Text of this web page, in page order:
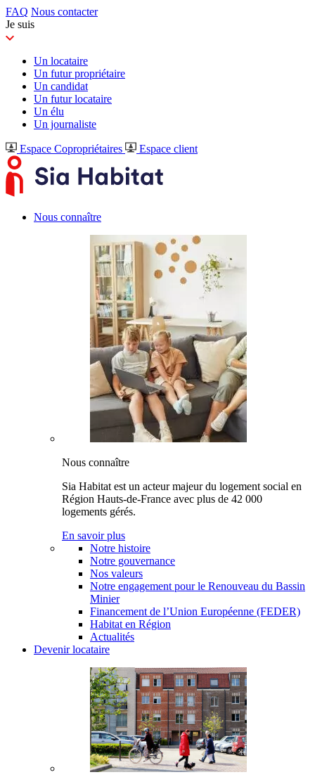
FAQ Nous contacter
Je suis
Un locataire
Un futur propriétaire
Un candidat
Un futur locataire
Un élu
Un journaliste
Espace Copropriétaires Espace client
Nous connaître
Nous connaître
Sia Habitat est un acteur majeur du logement social en
Région Hauts-de-France avec plus de 42 000
logements gérés.
En savoir plus
Notre histoire
Notre gouvernance
Nos valeurs
Notre engagement pour le Renouveau du Bassin
Minier
Financement de l’Union Européenne (FEDER)
Habitat en Région
Actualités
Devenir locataire